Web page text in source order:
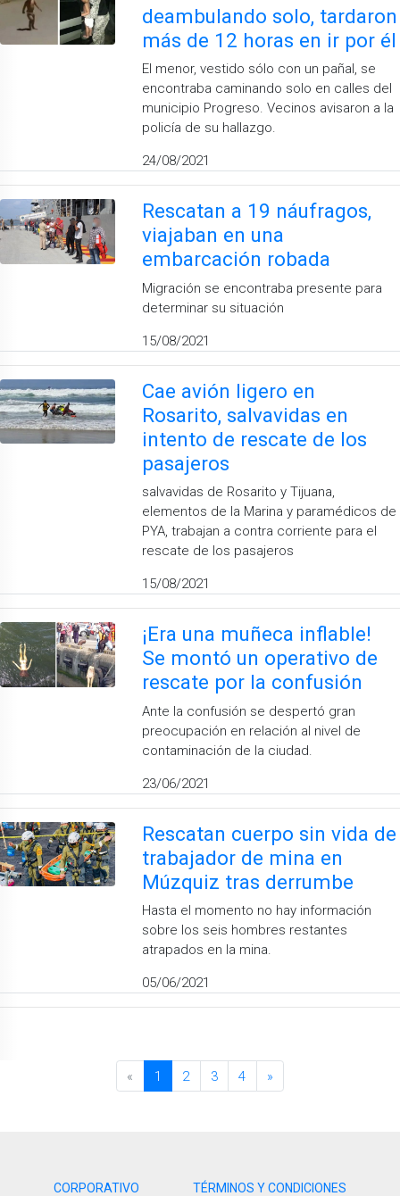
deambulando solo, tardaron
más de 12 horas en ir por él
El menor, vestido sólo con un pañal, se
encontraba caminando solo en calles del
municipio Progreso. Vecinos avisaron a la
policía de su hallazgo.
24/08/2021
Rescatan a 19 náufragos,
viajaban en una
embarcación robada
Migración se encontraba presente para
determinar su situación
15/08/2021
Cae avión ligero en
Rosarito, salvavidas en
intento de rescate de los
pasajeros
salvavidas de Rosarito y Tijuana,
elementos de la Marina y paramédicos de
PYA, trabajan a contra corriente para el
rescate de los pasajeros
15/08/2021
¡Era una muñeca inflable!
Se montó un operativo de
rescate por la confusión
Ante la confusión se despertó gran
preocupación en relación al nivel de
contaminación de la ciudad.
23/06/2021
Rescatan cuerpo sin vida de
trabajador de mina en
Múzquiz tras derrumbe
Hasta el momento no hay información
sobre los seis hombres restantes
atrapados en la mina.
05/06/2021
« 1 2 3 4 »
CORPORATIVO TÉRMINOS Y CONDICIONES